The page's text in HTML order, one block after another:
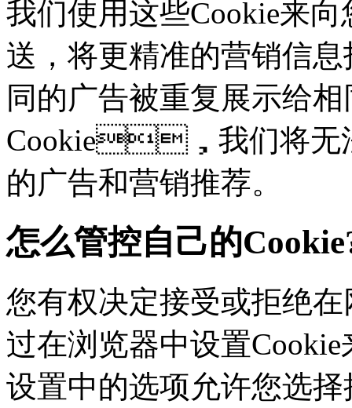
我们使用这些Cookie来向
送，将更精准的营销信
同的广告被重复展示给
Cookie，我们将无
的广告和营销推荐。
怎么管控自己的
您有权决定接受或拒绝
过在浏览器中设置
设置中的选项允许您选